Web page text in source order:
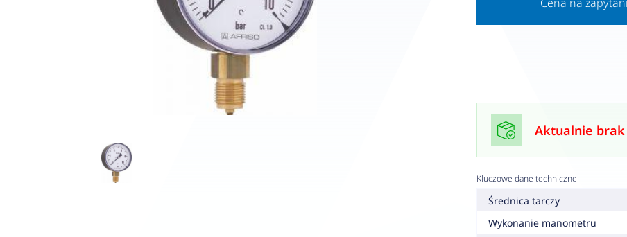
Aktualnie
Kluczowe dane techniczne
Średnica tarczy
Wykonanie manometru